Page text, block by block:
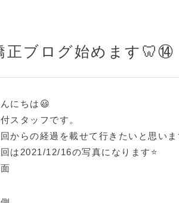
正ブログ始めます🦷⑭
にちは😃
スタッフです。
からの経過を載せて行きたいと思い
は2021/12/16の写真になります⭐️